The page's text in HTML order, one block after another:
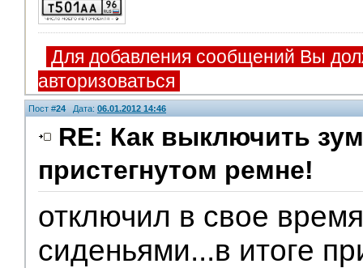
Для добавления сообщений Вы
авторизоваться
Пост #24Дата: 06.01.2012 14:46
RE: Как выключить
пристегнутом ремне!
отключил в свое
сиденьями...в итоге